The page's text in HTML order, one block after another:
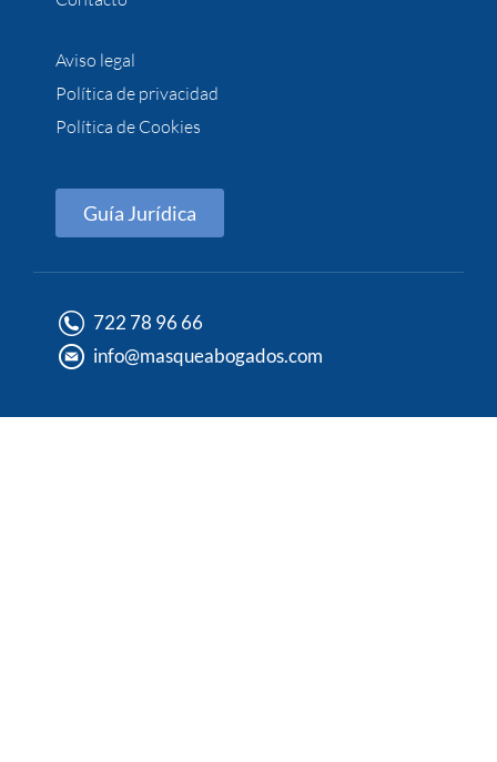
Aviso legal
Política de privacidad
Política de Cookies
Guía Jurídica
722 78 96 66
info@masqueabogados.com